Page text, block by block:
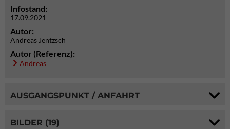
Infostand:
17.09.2021
Autor:
Andreas Jentzsch
Autor (Referenz):
Andreas
AUSGANGSPUNKT / ANFAHRT
BILDER (19)